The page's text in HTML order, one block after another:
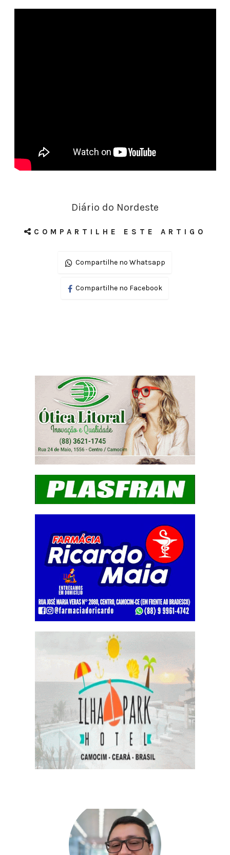
Diário do Nordeste
COMPARTILHE ESTE ARTIGO
Compartilhe no Whatsapp
Compartilhe no Facebook